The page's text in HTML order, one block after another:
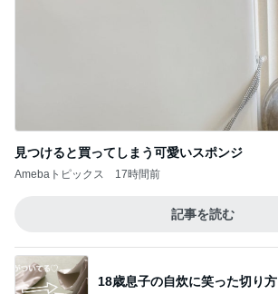
見つけると買ってしまう可愛いスポンジ
Amebaトピックス 17時間前
記事を読む
18歳息子の自炊に笑った切り方